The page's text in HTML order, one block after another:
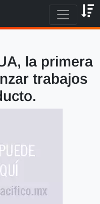
la primera
trabajos